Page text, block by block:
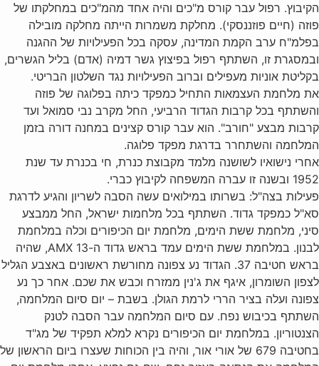
הקיבוץ. רפול עבר קורס מ"כים והיה אחד מהמ"כים במחלקתו של
פוזה (חיים פוזננסקי). מחלקת משמרות הייתה מחלקה מובילה
בפלמ"ח ערב הקמת המדינה, עסקה בכל הפעילויות של ההגנה
ובמסגרת זו, השתתף רפול בפיצוץ גשר דמיה (אדם) בליל הגשרים,
בקליטת אוניות מעפילים וברוב הפעילויות נגד השלטון הבריטי.
את מלחמת העצמאות התחיל כמפקד כיתה בפלוגה של פוזה
והשתתף בכל קרבות הגדוד הרביעי, החל מקרב נבי סמואל ועד
קרבות מבצע "חורב". הוא עבר קורס קצינים במחנה דורה בזמן
המלחמה והשתחרר בדרגת מפקד פלוגה.
אחרי נישואיו לשושנה מלמד מקבוצת כנרת, חי בכנרת עד שנת
1952 ובשנה זו עברה המשפחה לקיבוץ כברי.
פעילות בצה"ל: בשרותו במילואים עשה הסבה לשריון והגיע לדרגת
סא"ל כמפקד גדוד. השתתף בכל מלחמות ישראל, החל ממבצע
סיני, מלחמת ששת הימים, מלחמת יום הכיפורים וכלה במלחמת
לבנון. במלחמת ששת הימים עמד בראש גדוד ה-AMX 13, שהיה
בראש חטיבה 37. הגדוד נע צפונה מחורשת ראשונים באצבע הגליל
לצפון השומרון, איגף את ג'נין ממזרח וכבש את שכם. אחר כך נע
צפונה ועלה בציר הררי לרמת הגולן. בשבת – יום סיום המלחמה,
השתתף בכיבוש נפח. עם סיום המלחמה עבר הסבה לטנק
הצנטוריון. במלחמת יום הכיפורים נקרא למלא תפקיד של מג"ד
בחטיבה 679 של אורי אור, והיה בין הכוחות שעצרו ביום הראשון של